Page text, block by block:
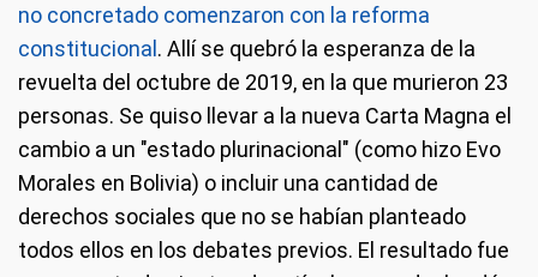
no concretado comenzaron con la reforma
constitucional. Allí se quebró la esperanza de la
revuelta del octubre de 2019, en la que murieron 23
personas. Se quiso llevar a la nueva Carta Magna el
cambio a un "estado plurinacional" (como hizo Evo
Morales en Bolivia) o incluir una cantidad de
derechos sociales que no se habían planteado
todos ellos en los debates previos. El resultado fue